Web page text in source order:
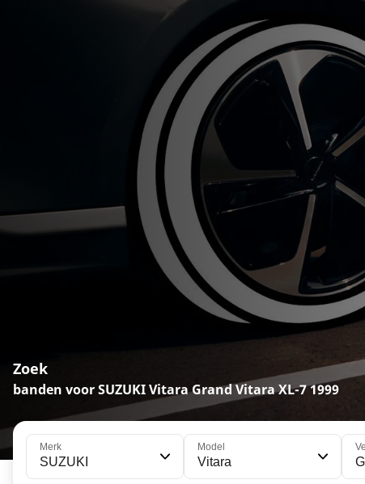
Zoek
banden voor SUZUKI Vitara Grand Vitara XL-7 1999
Merk
SUZUKI
Model
Vitara